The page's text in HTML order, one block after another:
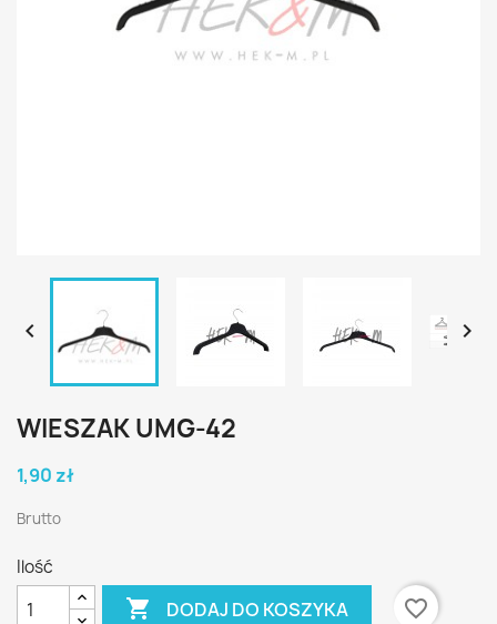
 
WIESZAK UMG-42
1,90 zł
Brutto
Ilość
 DODAJ DO KOSZYKA favorite_border